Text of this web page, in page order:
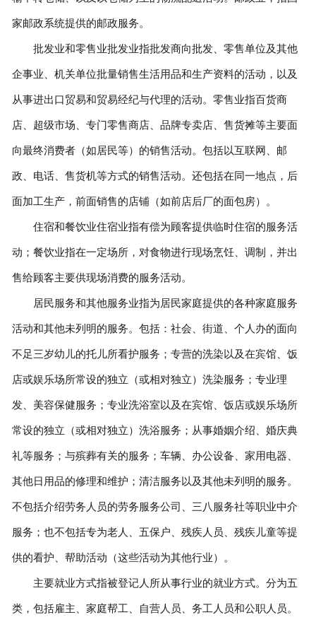
家邮政系统提供的邮政服务。
批发业和零售业批发业指批发商向批发、零售单位及其他
企事业、机关单位批量销售生活用品和生产资料的活动，以及
从事进出口贸易和贸易经纪与代理的活动。零售业指百货商
店、超级市场、专门零售商店、品牌专卖店、售货摊等主要面
向最终消费者（如居民等）的销售活动。包括以互联网、邮
政、电话、售货机等方式的销售活动。还包括在同一地点，后
面加工生产，前面销售的店铺（如前店后厂的面包房）。
住宿和餐饮业住宿业指有偿为顾客提供临时住宿的服务活
动；餐饮业指在一定场所，对食物进行现场烹饪、调制，并出
售给顾客主要供现场消费的服务活动。
居民服务和其他服务业指为居民家庭提供的各种家庭服务
活动和其他未列明的服务。包括：社会、街道、个人办的面向
不足三岁幼儿的托儿所看护服务；专营的洗染以及在宾馆、饭
店或娱乐场所常设的独立（或相对独立）洗染服务；专业理
发、美容保健服务；专业洗浴室以及在宾馆、饭店或娱乐场所
常设的独立（或相对独立）洗浴服务；从事婚姻介绍、婚庆典
礼等服务；与殡葬有关的服务；车辆、办公设备、家用电器、
其他日用品的修理和维护；清洁服务以及其他未列明的服务。
不包括介绍劳务人员的劳务服务公司、三八服务社等职业中介
服务；也不包括专为老人、五保户、残疾人员、残疾儿童等提
供的看护、帮助活动（这些活动为其他行业）。
主要就业方式指被登记人所从事行业的就业方式。分为五
类，包括雇主、家庭帮工、自营人员、务工人员和公职人员。